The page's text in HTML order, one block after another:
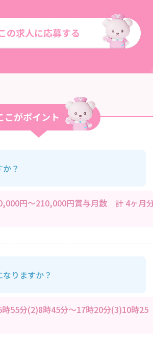
？
円～210,000円賞与月数 計 4ヶ月
りますか？
55分(2)8時45分～17時20分(3)10時25